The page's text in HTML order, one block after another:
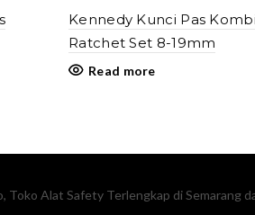
Kennedy Kunci Pas
Ratchet Set 8-19mm
Read more
Toko Alat Safety Terlengkap di Semarang